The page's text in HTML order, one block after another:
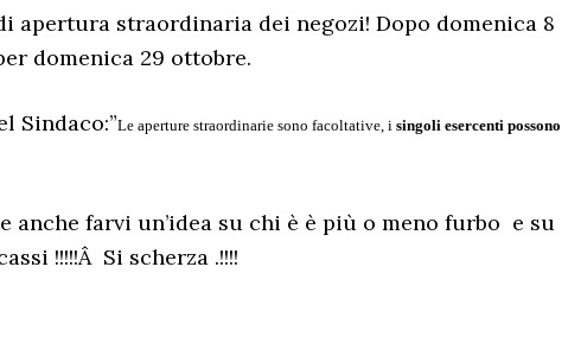
apertura straordinaria dei negozi! Dopo domenica 8
domenica 29 ottobre.
Le aperture straordinarie sono facoltative, i singoli esercenti possono
farvi un’idea su chi è è più o meno furbo e su
!!!!!Â Si scherza .!!!!